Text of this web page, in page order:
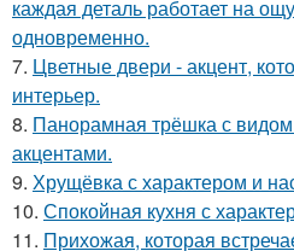
каждая деталь работает на
одновременно.
7. Цветные двери - акцент,
интерьер.
8. Панорамная трёшка с
акцентами.
9. Хрущёвка с характером и
10. Спокойная кухня с
11. Прихожая, которая